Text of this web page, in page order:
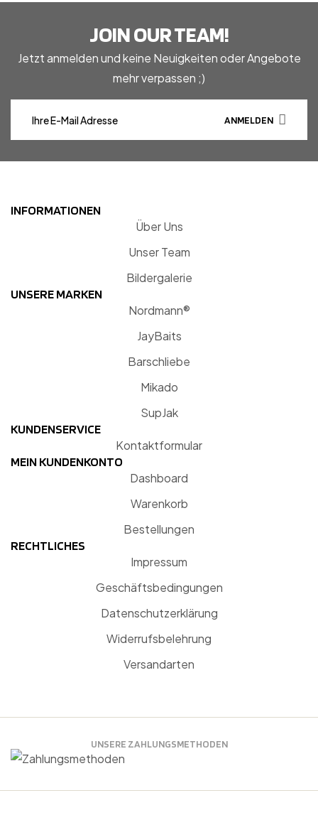
JOIN OUR TEAM!
Jetzt anmelden und keine Neuigkeiten oder Angebote
mehr verpassen ;)
ANMELDEN
INFORMATIONEN
Über Uns
Unser Team
Bildergalerie
UNSERE MARKEN
Nordmann®
JayBaits
Barschliebe
Mikado
SupJak
KUNDENSERVICE
Kontaktformular
MEIN KUNDENKONTO
Dashboard
Warenkorb
Bestellungen
RECHTLICHES
Impressum
Geschäftsbedingungen
Datenschutzerklärung
Widerrufsbelehrung
Versandarten
UNSERE ZAHLUNGSMETHODEN